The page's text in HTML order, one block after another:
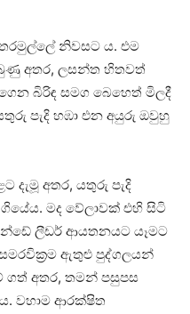
නිවසට ය. එම
අතර, ලසන්ත හිතවත්
බිරිඳ සමග බෙහෙත් මිලදී
පැදි හඹා එන අයුරු ඔවුහු
දැමූ අතර, යතුරු පැදි
මද වේලාවක් එහි සිටි
ලීඩර් ආයතනයට යෑමට
ඇතුළු පුද්ගලයන්
ගත් අතර, තමන් පසුපස
වහාම ආරක්ෂිත